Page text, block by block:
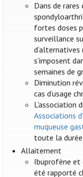
Dans de
fortes doses
surveillance
s’imposent
semaines de
Diminution
cas d’usage
L'association
Associations
muqueuse
toute la durée
Allaitement
Ibuprofène et
été rapporté